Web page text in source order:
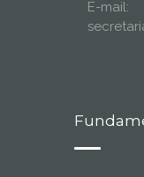
E-mail: